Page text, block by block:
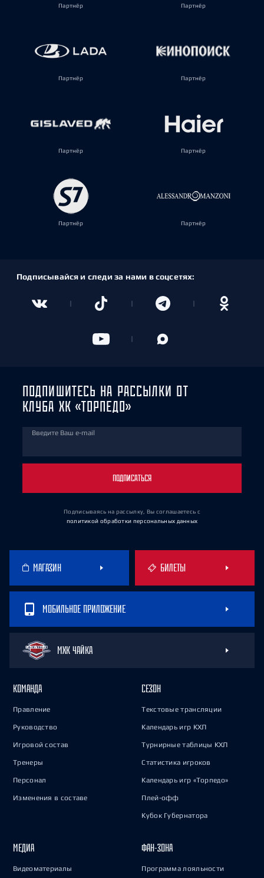
Партнёр Партнёр
Партнёр Партнёр
Партнёр Партнёр
Партнёр Партнёр
Подписывайся и следи за нами в соцсетях:
ПОДПИШИТЕСЬ НА РАССЫЛКИ ОТ
КЛУБА ХК «ТОРПЕДО»
Введите Ваш e-mail
ПОДПИСАТЬСЯ
Подписываясь на рассылку, Вы соглашаетесь с
политикой обработки персональных данных
МАГАЗИН БИЛЕТЫ
МОБИЛЬНОЕ ПРИЛОЖЕНИЕ
МХК ЧАЙКА
КОМАНДА
Правление
Руководство
Игровой состав
Тренеры
Персонал
Изменения в составе
СЕЗОН
Текстовые трансляции
Календарь игр КХЛ
Турнирные таблицы КХЛ
Статистика игроков
Календарь игр «Торпедо»
Плей-офф
Кубок Губернатора
МЕДИА
Видеоматериалы
ФАН-ЗОНА
Программа лояльности